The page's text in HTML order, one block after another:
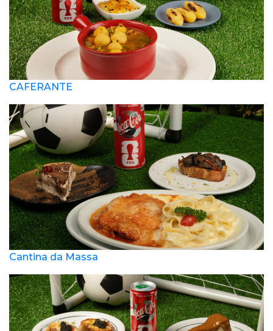
CAFERANTE
Cantina da Massa